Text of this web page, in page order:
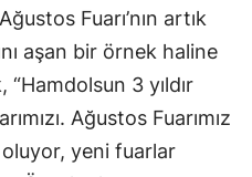
Fuarı’nın artık
aşan bir örnek haline
3 yıldır
Ağustos Fuarımız
yeni fuarlar